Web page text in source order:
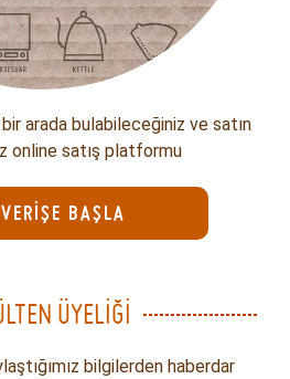
arada bulabileceğiniz ve satın
online satış platformu
BAŞLA
ÜYELİĞİ
bilgilerden haberdar